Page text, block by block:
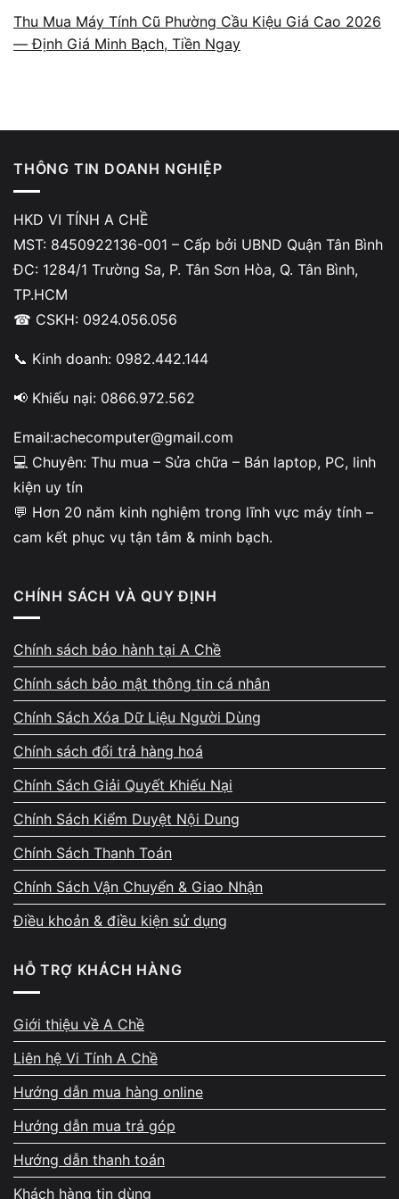
chọn Vi Tính A Chề khi
tính, laptop tại
TP.HCM?
Nỗi lo lớn nhất của người dùng mỗi khi mang laptop
ngoài thỏa thuận hoặc bị thay linh kiện không đúng
chất lượng. Không ít người từng mang máy từ nơi
khác về nhưng lỗi không hết, dữ liệu cá nhân bị ảnh
hưởng hoặc phải chờ quá lâu mới nhận lại. Đó là lý
do Vi Tính A Chề trở thành địa chỉ được nhiều khách
hàng tin tưởng khi cần sửa chữa laptop tại TP.HCM,
Kinh nghiệm thực tế và kỹ
thuật chuyên sâu
Vi Tính A Chề có đội ngũ kỹ thuật hơn 10
năm sửa chữa laptop, quen xử lý các tình
trạng như lỗi nguồn, mất nguồn, treo logo,
quá nhiệt, hư mainboard, vỡ màn hình, SSD
báo đỏ, bàn phím lỗi, pin chai, chạm sạc hoặc
thiết bị hoạt động chậm. Quá trình chẩn đoán
đúng nguyên nhân gốc thay vì thay linh kiện
Kiểm tra trực tiếp – giải thích
rõ trước khi sửa
Thu Mua Máy Tính Cũ Phường Cầu Kiệu Giá Cao 2026
— Định Giá Minh Bạch, Tiền Ngay
THÔNG TIN DOANH NGHIỆP
HKD VI TÍNH A CHỀ
MST: 8450922136-001 – Cấp bởi UBND Quận Tân Bình
ĐC: 1284/1 Trường Sa, P. Tân Sơn Hòa, Q. Tân Bình,
TP.HCM
☎ CSKH: 0924.056.056
📞 Kinh doanh: 0982.442.144
📢 Khiếu nại: 0866.972.562
Email:achecomputer@gmail.com
💻 Chuyên: Thu mua – Sửa chữa – Bán laptop, PC, linh
kiện uy tín
💬 Hơn 20 năm kinh nghiệm trong lĩnh vực máy tính –
cam kết phục vụ tận tâm & minh bạch.
CHÍNH SÁCH VÀ QUY ĐỊNH
Chính sách bảo hành tại A Chề
Chính sách bảo mật thông tin cá nhân
Chính Sách Xóa Dữ Liệu Người Dùng
Chính sách đổi trả hàng hoá
Chính Sách Giải Quyết Khiếu Nại
Chính Sách Kiểm Duyệt Nội Dung
Chính Sách Thanh Toán
Chính Sách Vận Chuyển & Giao Nhận
Điều khoản & điều kiện sử dụng
HỖ TRỢ KHÁCH HÀNG
Giới thiệu về A Chề
Liên hệ Vi Tính A Chề
Hướng dẫn mua hàng online
Hướng dẫn mua trả góp
Hướng dẫn thanh toán
Khách hàng tin dùng